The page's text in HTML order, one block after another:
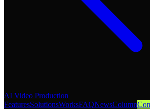
AI Video Production
FeaturesSolutionsWorksFAQNewsColumn